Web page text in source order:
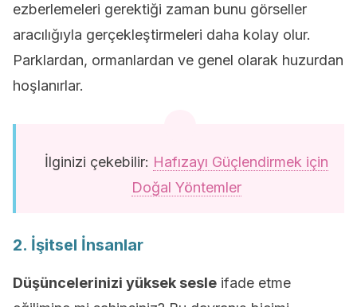
ezberlemeleri gerektiği zaman bunu görseller
aracılığıyla gerçekleştirmeleri daha kolay olur.
Parklardan, ormanlardan ve genel olarak huzurdan
hoşlanırlar.
İlginizi çekebilir: Hafızayı Güçlendirmek için
Doğal Yöntemler
2. İşitsel İnsanlar
Düşüncelerinizi yüksek sesle ifade etme